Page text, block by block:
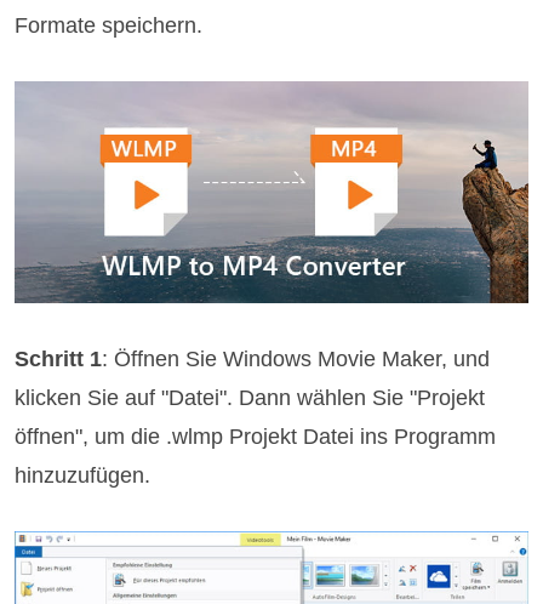
Formate speichern.
Schritt 1: Öffnen Sie Windows Movie Maker, und
klicken Sie auf "Datei". Dann wählen Sie "Projekt
öffnen", um die .wlmp Projekt Datei ins Programm
hinzuzufügen.